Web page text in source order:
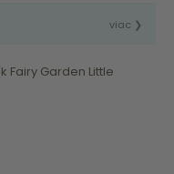
viac ❯
Fairy Garden Little